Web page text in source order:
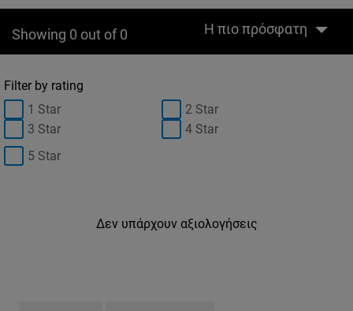
Showing 0 out of 0 Η πιο πρόσφατη
Filter by rating
1 Star
2 Star
3 Star
4 Star
5 Star
Δεν υπάρχουν αξιολογήσεις